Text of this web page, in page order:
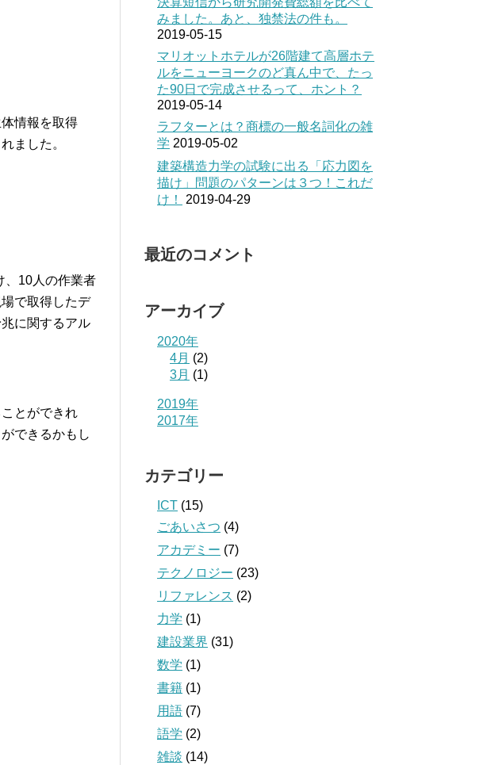
情報を取得
ました。
、10人の作業者
で取得したデ
に関するアル
とができれ
できるかもし
みました。あと、独禁法の件も。
2019-05-15
マリオットホテルが26階建て高層ホテ
ルをニューヨークのど真ん中で、たっ
た90日で完成させるって、ホント？
2019-05-14
ラフターとは？商標の一般名詞化の雑
学 2019-05-02
建築構造力学の試験に出る「応力図を
描け」問題のパターンは３つ！これだ
け！
2019-04-29
最近のコメント
アーカイブ
2020年
4月 (2)
3月 (1)
2019年
2017年
カテゴリー
ICT (15)
ごあいさつ (4)
アカデミー (7)
テクノロジー (23)
リファレンス (2)
力学 (1)
建設業界 (31)
数学 (1)
書籍 (1)
用語 (7)
語学 (2)
雑談 (14)